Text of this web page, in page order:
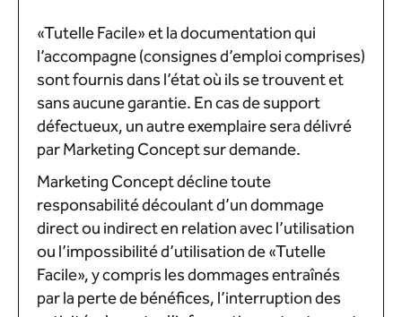
«Tutelle Facile» et la documentation qui
l’accompagne (consignes d’emploi comprises)
sont fournis dans l’état où ils se trouvent et
sans aucune garantie. En cas de support
défectueux, un autre exemplaire sera délivré
par Marketing Concept sur demande.
Marketing Concept décline toute
responsabilité découlant d’un dommage
direct ou indirect en relation avec l’utilisation
ou l’impossibilité d’utilisation de «Tutelle
Facile», y compris les dommages entraînés
par la perte de bénéfices, l’interruption des